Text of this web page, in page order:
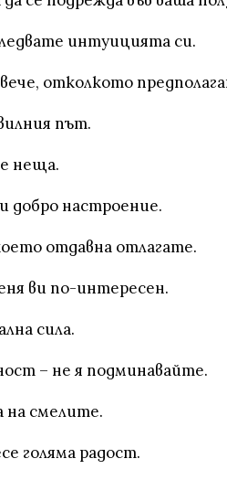
интуицията си.
отколкото
път.
неща.
добро настроение.
отдавна отлагате.
ви по-интересен.
сила.
– не я подминавайте.
на смелите.
голяма радост.